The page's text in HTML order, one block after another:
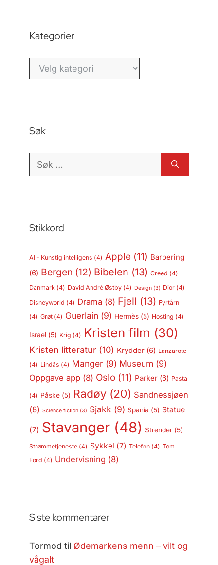
Kategorier
Kategorier
Søk
Søk
Stikkord
AI - Kunstig intelligens (4) Apple (11) Barbering
(6) Bergen (12) Bibelen (13) Creed (4)
Danmark (4) David André Østby(4) Design(3) Dior(4)
Disneyworld (4) Drama (8) Fjell (13) Fyrtårn
(4) Grøt(4) Guerlain (9) Hermès(5) Hosting (4)
Israel(5) Krig (4) Kristen film (30)
Kristen litteratur(10) Krydder(6) Lanzarote
(4) Lindås (4) Manger(9) Museum (9)
Oppgave app(8) Oslo(11) Parker(6) Pasta
(4) Påske(5) Radøy(20) Sandnessjøen
(8) Science fiction(3) Sjakk (9) Spania (5) Statue
(7) Stavanger(48) Strender(5)
Strømmetjeneste(4) Sykkel (7) Telefon(4) Tom
Ford (4) Undervisning (8)
Siste kommentarer
Tormod til Ødemarkens menn – vilt og
vågalt